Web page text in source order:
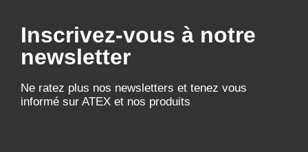
Inscrivez-vous à notre
newsletter
Ne ratez plus nos newsletters et tenez vous
informé sur ATEX et nos produits